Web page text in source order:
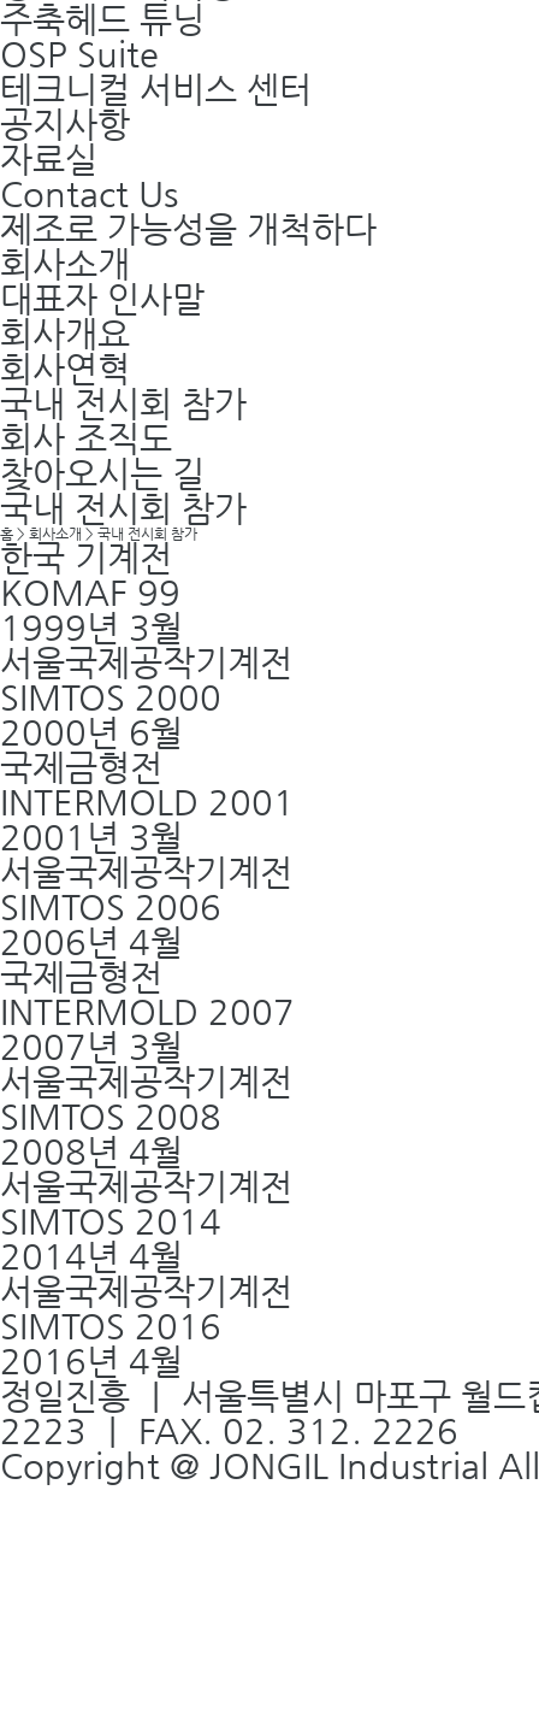
주축헤드 튜닝
OSP Suite
테크니컬 서비스 센터
공지사항
자료실
Contact Us
제조로 가능성을 개척하다
회사소개
대표자 인사말
회사개요
회사연혁
국내 전시회 참가
회사 조직도
찾아오시는 길
국내 전시회 참가
홈 > 회사소개 > 국내 전시회 참가
한국 기계전
KOMAF 99
1999년 3월
서울국제공작기계전
SIMTOS 2000
2000년 6월
국제금형전
INTERMOLD 2001
2001년 3월
서울국제공작기계전
SIMTOS 2006
2006년 4월
국제금형전
INTERMOLD 2007
2007년 3월
서울국제공작기계전
SIMTOS 2008
2008년 4월
서울국제공작기계전
SIMTOS 2014
2014년 4월
서울국제공작기계전
SIMTOS 2016
2016년 4월
정일진흥 ｜ 서울특별시 마포구 월
2223 ｜ FAX. 02. 312. 2226
Copyright @ JONGIL Industrial